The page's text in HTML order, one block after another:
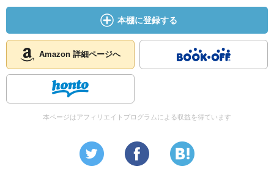
ーーーーー
本棚に登録する
Amazon 詳細ページへ
本ページはアフィリエイトプログラムによる収益を得ています